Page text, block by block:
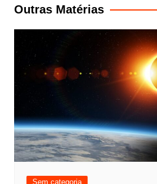
Post
Outras Matérias
Sem categoria